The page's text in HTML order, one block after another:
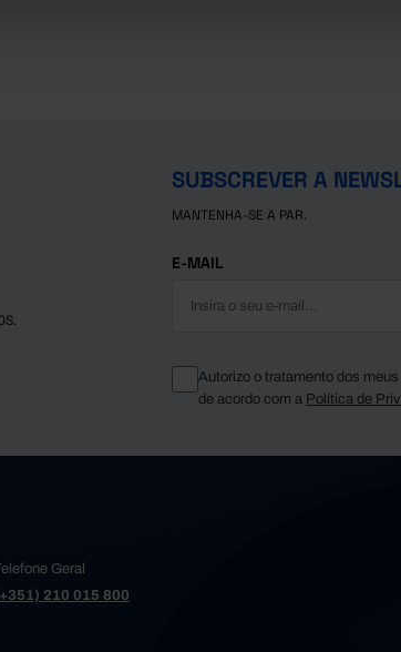
SUBSCREVER A
MANTENHA-SE A PAR.
E-MAIL
Autorizo o tratamento dos
de acordo com a Política de
Geral
210 015 800